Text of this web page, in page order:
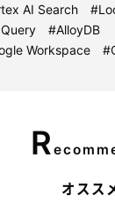
AI Search
AlloyDB
Workspace
R
オスス